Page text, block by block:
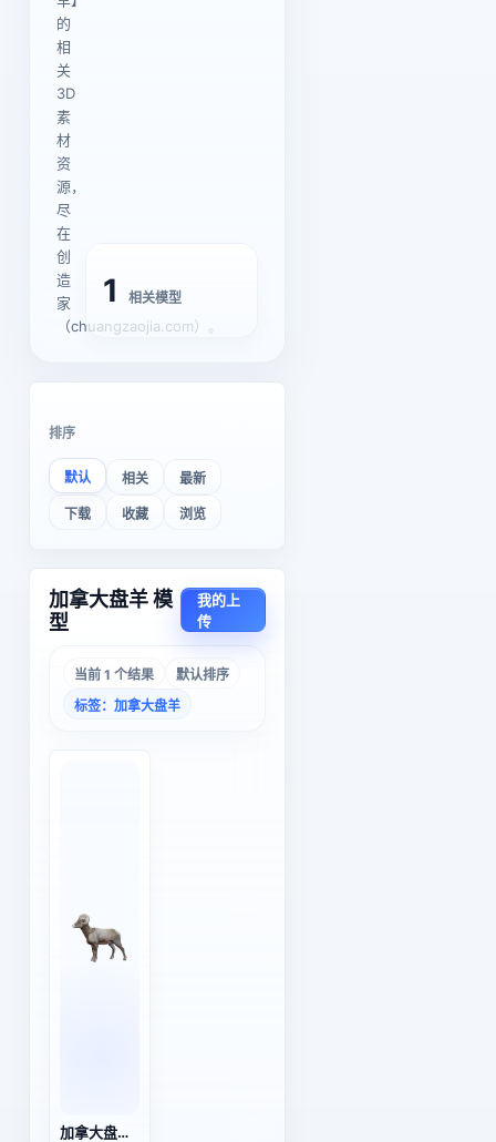
的
相
关
3D
素
材
资
源，
尽
在
创
造
家
（chuangzaojia.com）。
1 相关模型
排序
默认 相关 最新
下载 收藏 浏览
加拿大盘羊 模
型
我的上
传
当前 1 个结果
默认排序
标签：加拿大盘羊
加拿大盘羊（3D动画模型）